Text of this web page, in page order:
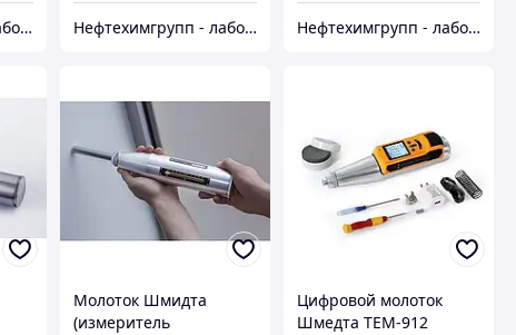
Нефтехимгрупп - лабораторное оборудование Нефтехимгрупп - лабораторное оборудование Нефтехимгрупп - лабораторное оборудование
Молоток Шмидта
(измеритель
Цифровой молоток
Шмедта TEM-912